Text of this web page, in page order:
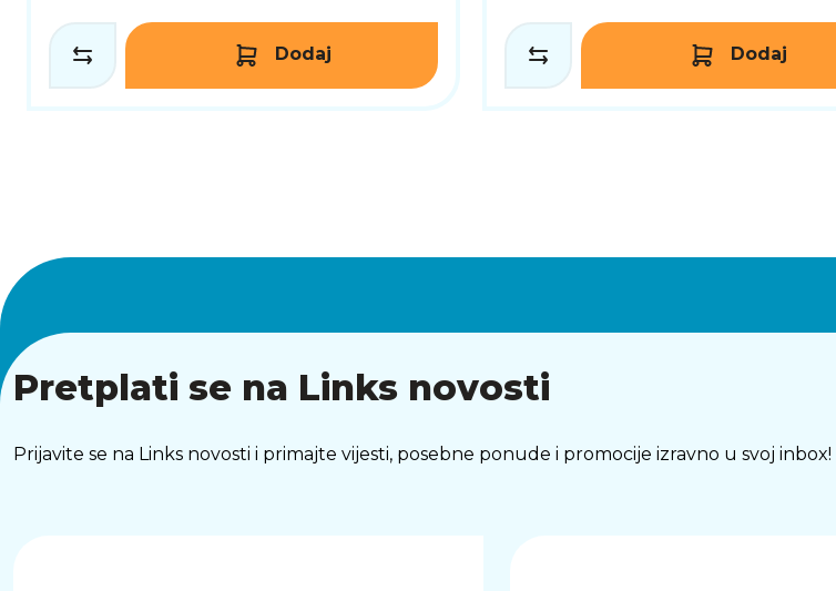
Dodaj Dodaj
Pretplati se na Links novosti
Prijavite se na Links novosti i primajte vijesti, posebne ponude i promocije izravno u svoj inbox!